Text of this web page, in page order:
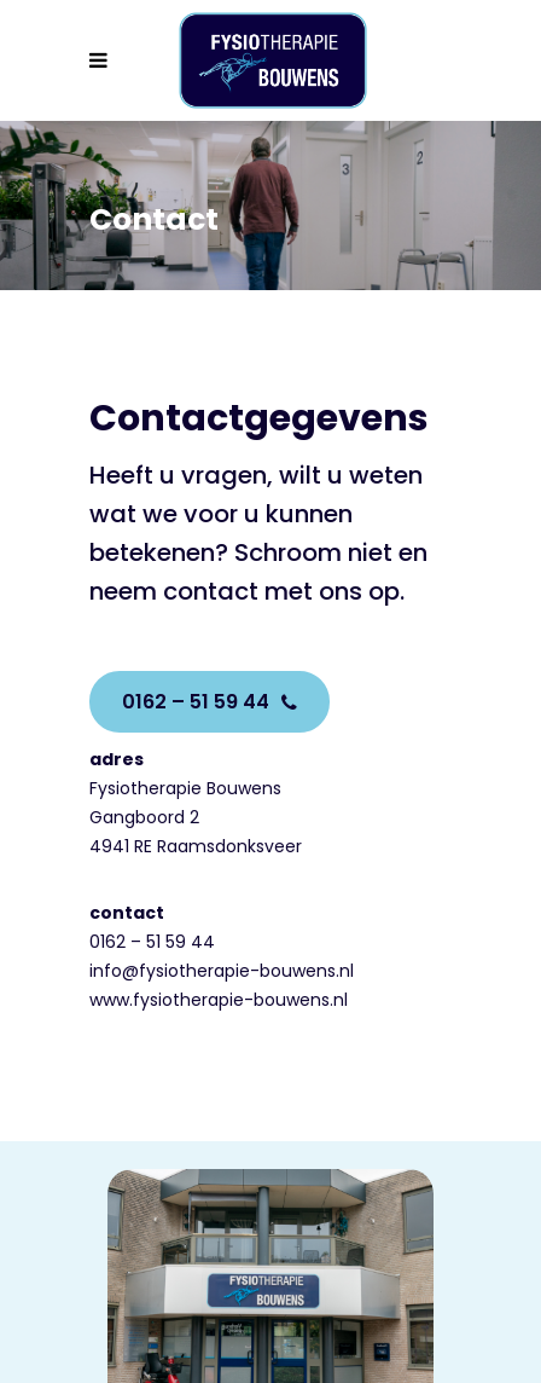
Contact
Contactgegevens
Heeft u vragen, wilt u weten
wat we voor u kunnen
betekenen? Schroom niet en
neem contact met ons op.
0162 – 51 59 44
adres
Fysiotherapie Bouwens
Gangboord 2
4941 RE Raamsdonksveer
contact
0162 – 51 59 44
info@fysiotherapie-bouwens.nl
www.fysiotherapie-bouwens.nl